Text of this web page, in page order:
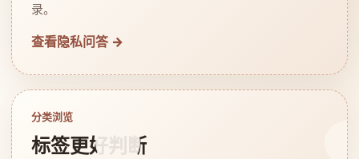
录。
查看隐私问答 →
分类浏览
标签更好判断